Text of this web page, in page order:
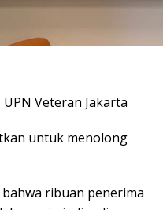
Veteran Jakarta
untuk menolong
ribuan penerima